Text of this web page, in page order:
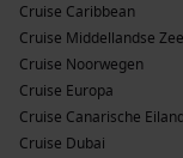
Cruise Caribbean
Cruise Middellandse Zee
Cruise Noorwegen
Cruise Europa
Cruise Canarische
Cruise Dubai